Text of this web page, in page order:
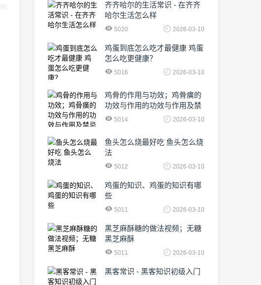
齐齐哈尔的生活常识 - 在齐齐
哈尔生活怎么样
5020 2026-03-10
鸡蛋到底怎么吃才最健康 鸡蛋
怎么吃更健康？
5016 2026-03-10
鸡骨的作用与功效；鸡骨癀的
功效与作用的功效与作用及禁
忌症5014 2026-03-10
鱼头怎么烧最好吃 鱼头怎么烧
法
5012 2026-03-10
鸡蛋的知识、鸡蛋的知识有哪
些
5011 2026-03-10
黑芝麻酥糖的做法视频；无糖
黑芝麻酥
5011 2026-03-10
黑客常识 - 黑客知识初级入门